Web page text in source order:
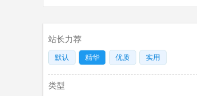
站长力荐
默认 精华 优质 实用
类型